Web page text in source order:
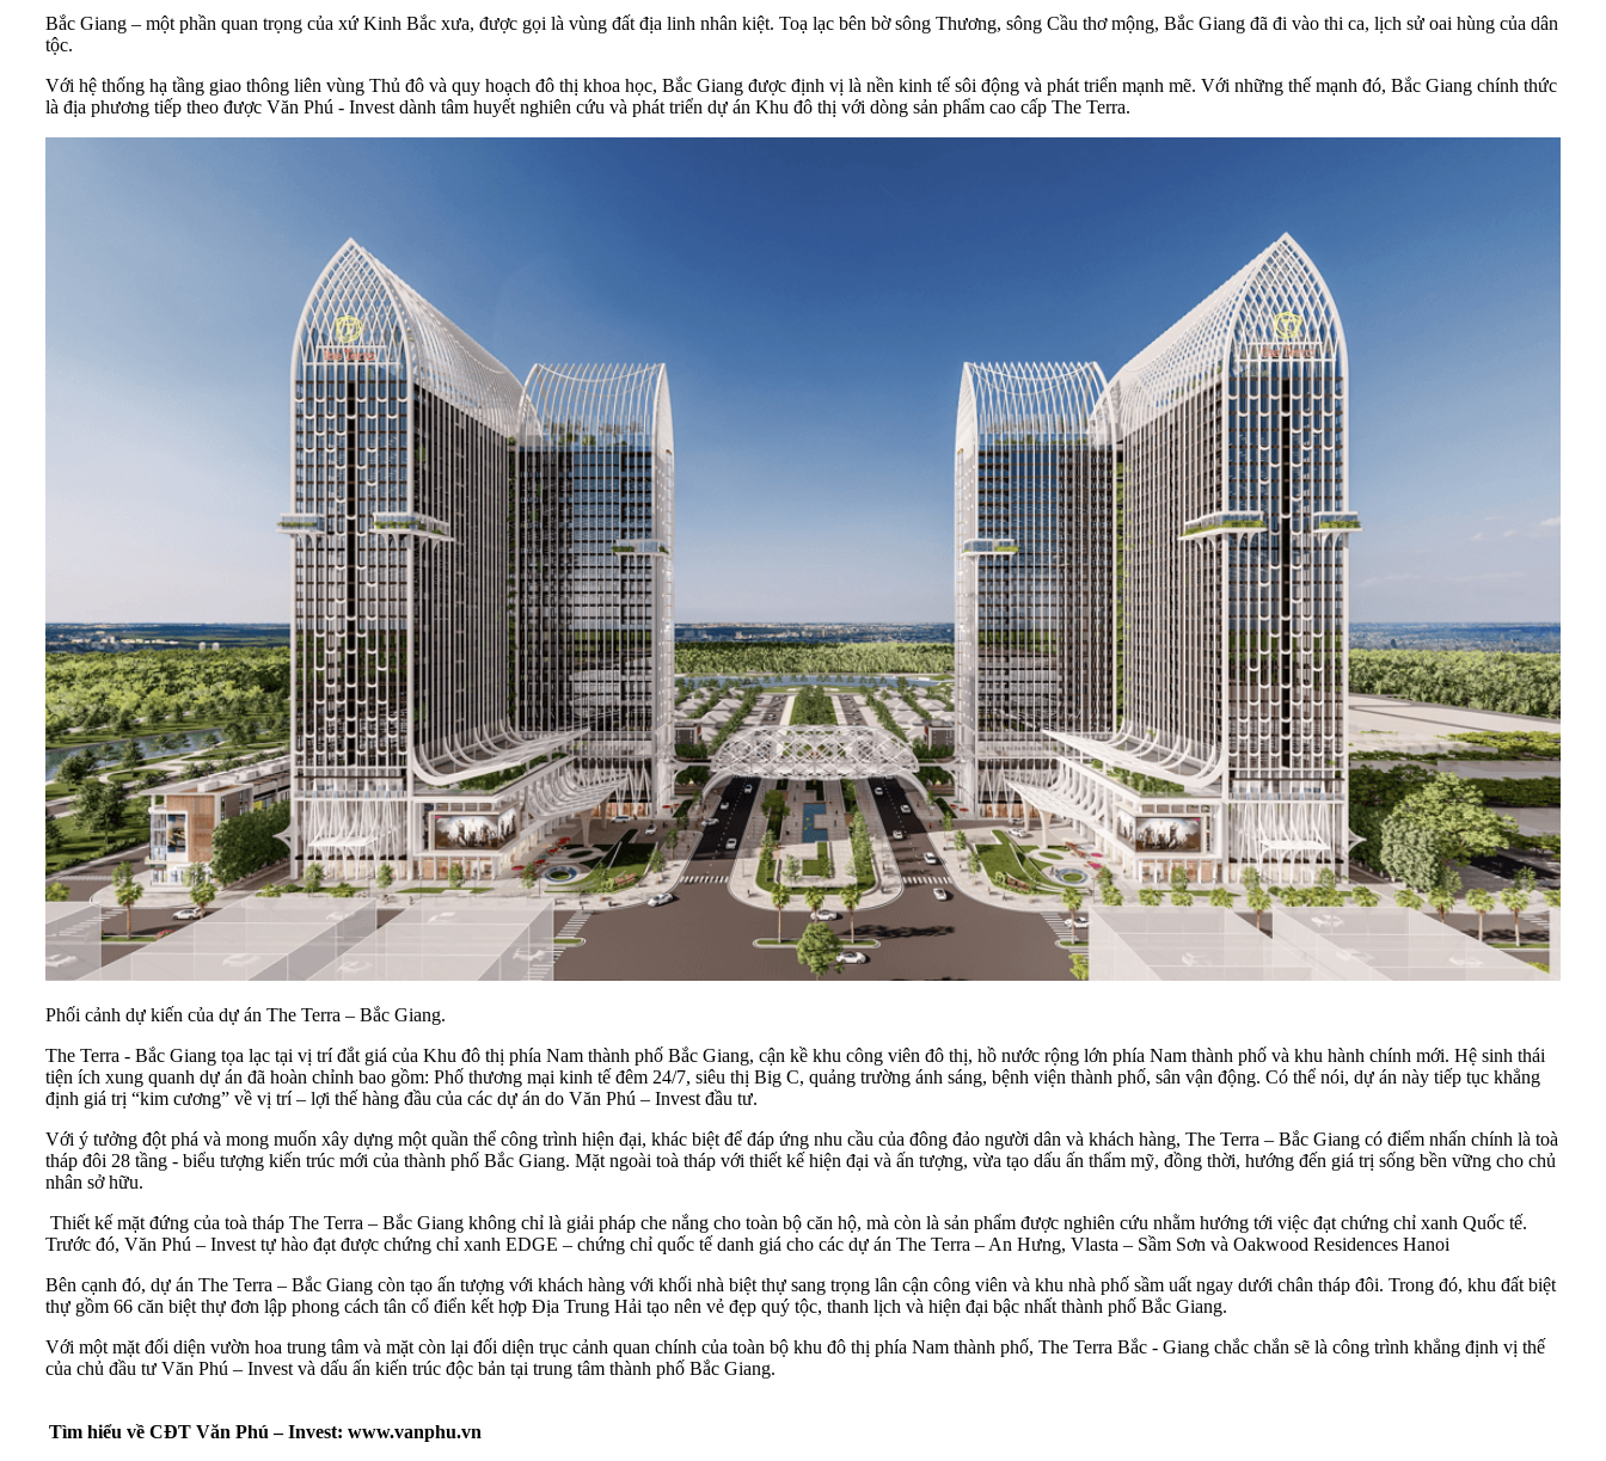
Bắc Giang – một phần quan trọng của xứ Kinh Bắc xưa, được gọi là vùng đất địa linh nhân kiệt. Toạ lạc bên bờ sông Thương, sông Cầu thơ mộng, Bắc Giang đã đi vào thi ca, lịch sử oai hùng của dân
tộc.
Với hệ thống hạ tầng giao thông liên vùng Thủ đô và quy hoạch đô thị khoa học, Bắc Giang được định vị là nền kinh tế sôi động và phát triển mạnh mẽ. Với những thế mạnh đó, Bắc Giang chính thức
là địa phương tiếp theo được Văn Phú - Invest dành tâm huyết nghiên cứu và phát triển dự án Khu đô thị với dòng sản phẩm cao cấp The Terra.
Phối cảnh dự kiến của dự án The Terra – Bắc Giang.
The Terra - Bắc Giang tọa lạc tại vị trí đắt giá của Khu đô thị phía Nam thành phố Bắc Giang, cận kề khu công viên đô thị, hồ nước rộng lớn phía Nam thành phố và khu hành chính mới. Hệ sinh thái
tiện ích xung quanh dự án đã hoàn chỉnh bao gồm: Phố thương mại kinh tế đêm 24/7, siêu thị Big C, quảng trường ánh sáng, bệnh viện thành phố, sân vận động. Có thể nói, dự án này tiếp tục khẳng
định giá trị “kim cương” về vị trí – lợi thế hàng đầu của các dự án do Văn Phú – Invest đầu tư.
Với ý tưởng đột phá và mong muốn xây dựng một quần thể công trình hiện đại, khác biệt để đáp ứng nhu cầu của đông đảo người dân và khách hàng, The Terra – Bắc Giang có điểm nhấn chính là toà
tháp đôi 28 tầng - biểu tượng kiến trúc mới của thành phố Bắc Giang. Mặt ngoài toà tháp với thiết kế hiện đại và ấn tượng, vừa tạo dấu ấn thẩm mỹ, đồng thời, hướng đến giá trị sống bền vững cho chủ
nhân sở hữu.
Thiết kế mặt đứng của toà tháp The Terra – Bắc Giang không chỉ là giải pháp che nắng cho toàn bộ căn hộ, mà còn là sản phẩm được nghiên cứu nhằm hướng tới việc đạt chứng chỉ xanh Quốc tế.
Trước đó, Văn Phú – Invest tự hào đạt được chứng chỉ xanh EDGE – chứng chỉ quốc tế danh giá cho các dự án The Terra – An Hưng, Vlasta – Sầm Sơn và Oakwood Residences Hanoi
Bên cạnh đó, dự án The Terra – Bắc Giang còn tạo ấn tượng với khách hàng với khối nhà biệt thự sang trọng lân cận công viên và khu nhà phố sầm uất ngay dưới chân tháp đôi. Trong đó, khu đất biệt
thự gồm 66 căn biệt thự đơn lập phong cách tân cổ điển kết hợp Địa Trung Hải tạo nên vẻ đẹp quý tộc, thanh lịch và hiện đại bậc nhất thành phố Bắc Giang.
Với một mặt đối diện vườn hoa trung tâm và mặt còn lại đối diện trục cảnh quan chính của toàn bộ khu đô thị phía Nam thành phố, The Terra Bắc - Giang chắc chắn sẽ là công trình khẳng định vị thế
của chủ đầu tư Văn Phú – Invest và dấu ấn kiến trúc độc bản tại trung tâm thành phố Bắc Giang.
Tìm hiểu về CĐT Văn Phú – Invest: www.vanphu.vn